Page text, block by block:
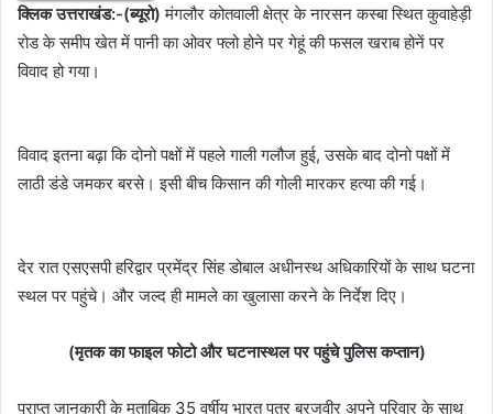
m
a
क्लिक उत्तराखंड:-(ब्यूरो)मंगलौर कोतवाली क्षेत्र के नारसन कस्बा स्थित कुवाहेड़ी
रोड के समीप खेत में पानी का ओवर फ्लो होने पर गेहूं की फसल खराब होनें पर
विवाद हो गया।
विवाद इतना बढ़ा कि दोनो पक्षों में पहले गाली गलौज हुई, उसके बाद दोनो पक्षों में
लाठी डंडे जमकर बरसे। इसी बीच किसान की गोली मारकर हत्या की गई।
देर रात एसएसपी हरिद्वार प्रमेंद्र सिंह डोबाल अधीनस्थ अधिकारियों के साथ घटना
स्थल पर पहुंचे। और जल्द ही मामले का खुलासा करने के निर्देश दिए।
(मृतक का फाइल फोटो और घटनास्थल पर पहुंचे पुलिस कप्तान)
प्राप्त जानकारी के मुताबिक 35 वर्षीय भारत पुत्र ब्रजवीर अपने परिवार के साथ